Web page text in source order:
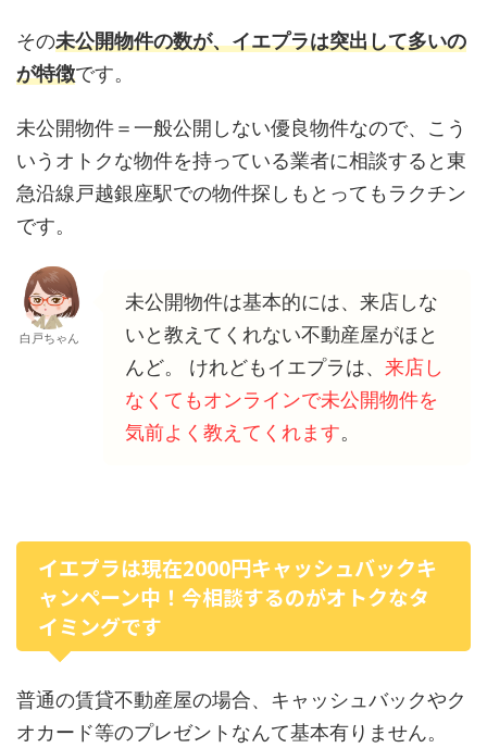
その未公開物件の数が、イエプラは突出して多いの
が特徴です。
未公開物件＝一般公開しない優良物件なので、こう
いうオトクな物件を持っている業者に相談すると東
急沿線戸越銀座駅での物件探しもとってもラクチン
です。
白戸ちゃん
未公開物件は基本的には、来店しな
いと教えてくれない不動産屋がほと
んど。 けれどもイエプラは、 来店し
なくてもオンラインで未公開物件を
気前よく教えてくれます。
イエプラは現在2000円キャッシュバックキ
ャンペーン中！今相談するのがオトクなタ
イミングです
普通の賃貸不動産屋の場合、キャッシュバックやク
オカード等のプレゼントなんて基本有りません。